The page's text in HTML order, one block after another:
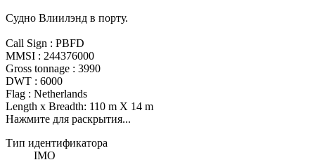
Судно Влиилэнд в порту.
Call Sign : PBFD
MMSI : 244376000
Gross tonnage : 3990
DWT : 6000
Flag : Netherlands
Length x Breadth: 110 m X 14 m
Нажмите для раскрытия...
Тип идентификатора
IMO